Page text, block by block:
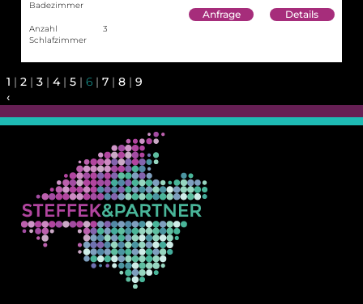
Badezimmer
Anzahl
Schlafzimmer
3
Details
Anfrage
1 | 2 | 3 | 4| 5 | 6 | 7 | 8 | 9
‹